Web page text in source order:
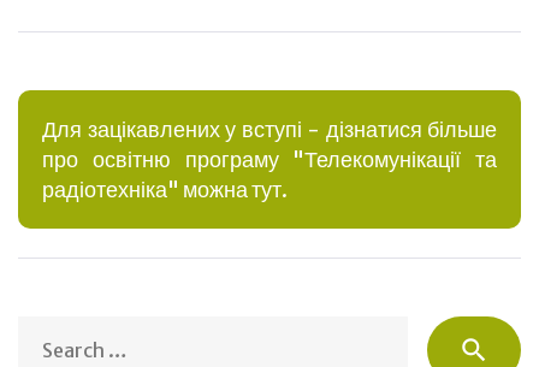
Для зацікавлених у вступі - дізнатися більше
про освітню програму "Телекомунікації та
радіотехніка" можна тут.
search